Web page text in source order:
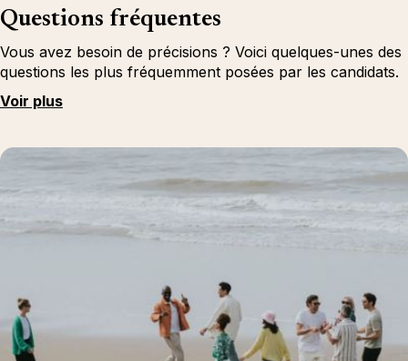
Questions fréquentes
Vous avez besoin de précisions ? Voici quelques-unes des
questions les plus fréquemment posées par les candidats.
Voir plus